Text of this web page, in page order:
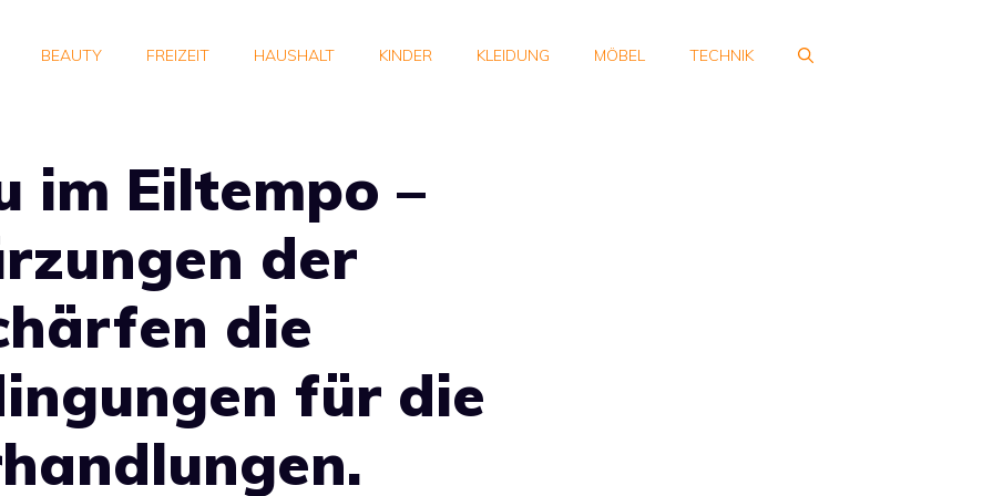
BEAUTY FREIZEIT HAUSHALT KINDER KLEIDUNG MÖBEL TECHNIK
im Eiltempo –
der
die
für die